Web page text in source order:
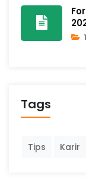
Tags
Tips Karir